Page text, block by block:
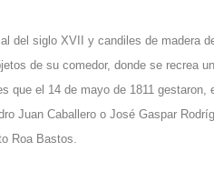
del siglo XVII y candiles de madera
de su comedor, donde se recrea un
que el 14 de mayo de 1811 gestaron,
Juan Caballero o José Gaspar
Roa Bastos.